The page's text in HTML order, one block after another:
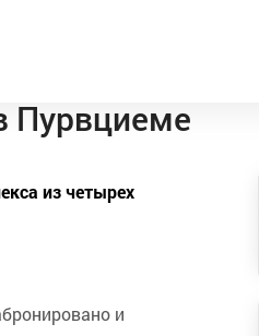
Пурвциеме
из четырех
и